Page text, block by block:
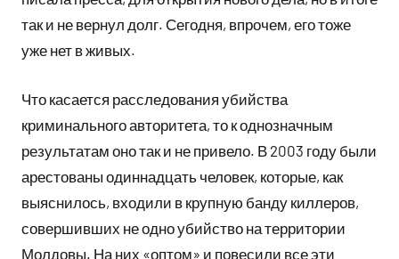
так и не вернул долг. Сегодня, впрочем, его тоже
уже нет в живых.
Что касается расследования убийства
криминального авторитета, то к однозначным
результатам оно так и не привело. В 2003 году были
арестованы одиннадцать человек, которые, как
выяснилось, входили в крупную банду киллеров,
совершивших не одно убийство на территории
Молдовы. На них «оптом» и повесили все эти